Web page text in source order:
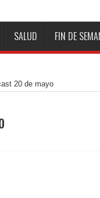
SALUD FIN DE
20 de mayo